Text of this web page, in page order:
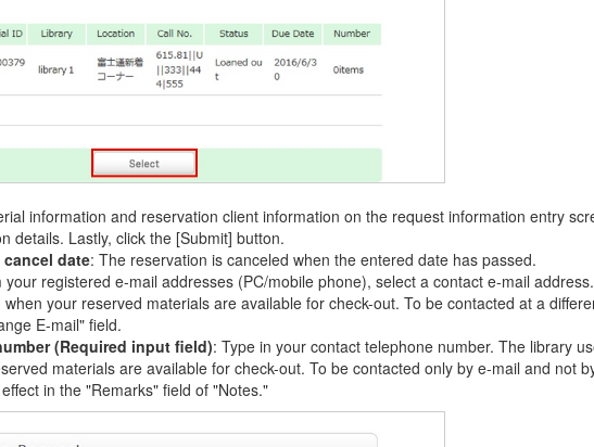
information and reservation client information on the request information entry
details. Lastly, click the [Submit] button.
date: The reservation is canceled when the entered date has passed.
your registered e-mail addresses (PC/mobile phone), select a contact e-mail
your reserved materials are available for check-out. To be contacted at a
E-mail" field.
(Required input field): Type in your contact telephone number. The library
materials are available for check-out. To be contacted only by e-mail and not
in the "Remarks" field of "Notes."